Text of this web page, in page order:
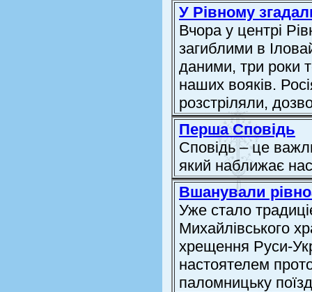
У Рівному
Вчора у центрі
загиблими в
даними, три роки
наших вояків.
розстріляли,
Перша Сповідь
Сповідь – це
який наближає
Вшанували
Уже стало
Михайлівського
хрещення Руси-
настоятелем
паломницьку